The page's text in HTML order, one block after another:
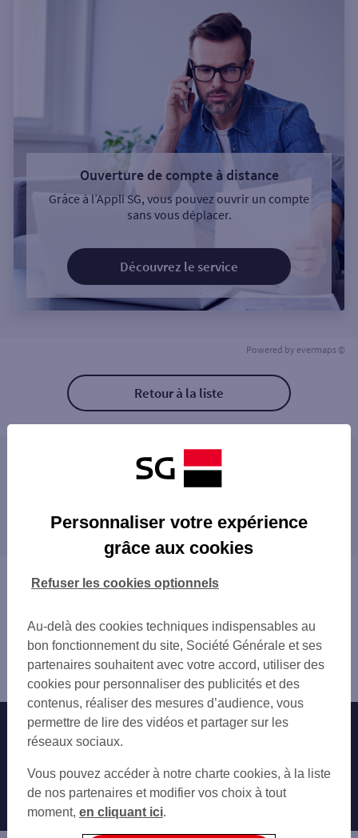
Ouverture de compte à distance
Grâce à l’Appli SG, vous pouvez ouvrir un compte
sans vous déplacer.
Découvrez le service
Powered by evermaps ©
Retour à la liste
Les distributeurs/automates à proximité
CLERMONT FERRAND 3 PL DE LA FONTAIN
CLERMONT STADE NUGER
CLERMONT FD LE BREZET
GARE SNCF CLERMONT FD
CLERMONT FERRAND 81 RUE FONTGIEVE
CLERMONT FERRAND TRUDAIN
CLERMONT CENTRE NUGER
CLERMONT FD ETATS UNIS
CLERMONT FERRAND 11 PL DE JAUDE
CLERMONT FERRAND 38 PL DE JAUDE
CHAMALIERES 6 RUE HIPPOLYTE CHATROU
CHAMALIERES
LA PARDIEU HERMITAGE
proximité
CHAMALIÈRES
BEAUMONT
COURNON-D'AUVERGNE
Vous êtes ici : Accueil
Riom
Distributeur/automate RIOM NUGER
Nos engagements Nous contacter
Autres sites SG
Professionnels
Entreprises
Personnaliser votre expérience
grâce aux cookies
Au-delà des cookies techniques indispensables au
bon fonctionnement du site, Société Générale et ses
partenaires souhaitent avec votre accord, utiliser des
cookies pour personnaliser des publicités et des
contenus, réaliser des mesures d’audience, vous
permettre de lire des vidéos et partager sur les
réseaux sociaux.
Vous pouvez accéder à notre charte cookies, à la liste
de nos partenaires et modifier vos choix à tout
moment, en cliquant ici.
Refuser les cookies optionnels